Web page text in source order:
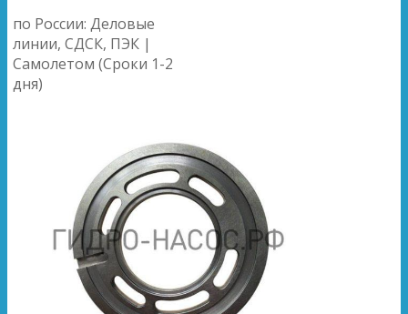
по России: Деловые
линии, СДСК, ПЭК |
Самолетом (Сроки 1-2
дня)